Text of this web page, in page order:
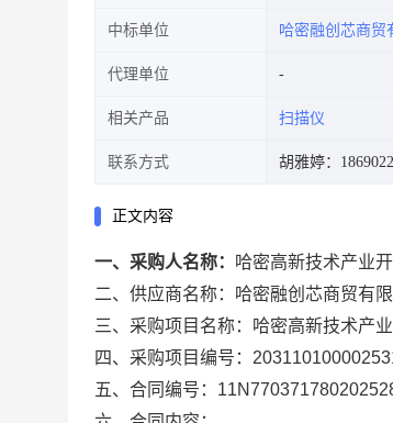
中标单位 哈密融创芯商贸
代理单位
相关产品 扫描仪
联系方式 胡雅婷：
正文内容
一、采购人名称： 哈密高新技术产业
二、供应商名称： 哈密融创芯商贸有
三、采购项目名称： 哈密高新技术产
四、采购项目编号：
五、合同编号：